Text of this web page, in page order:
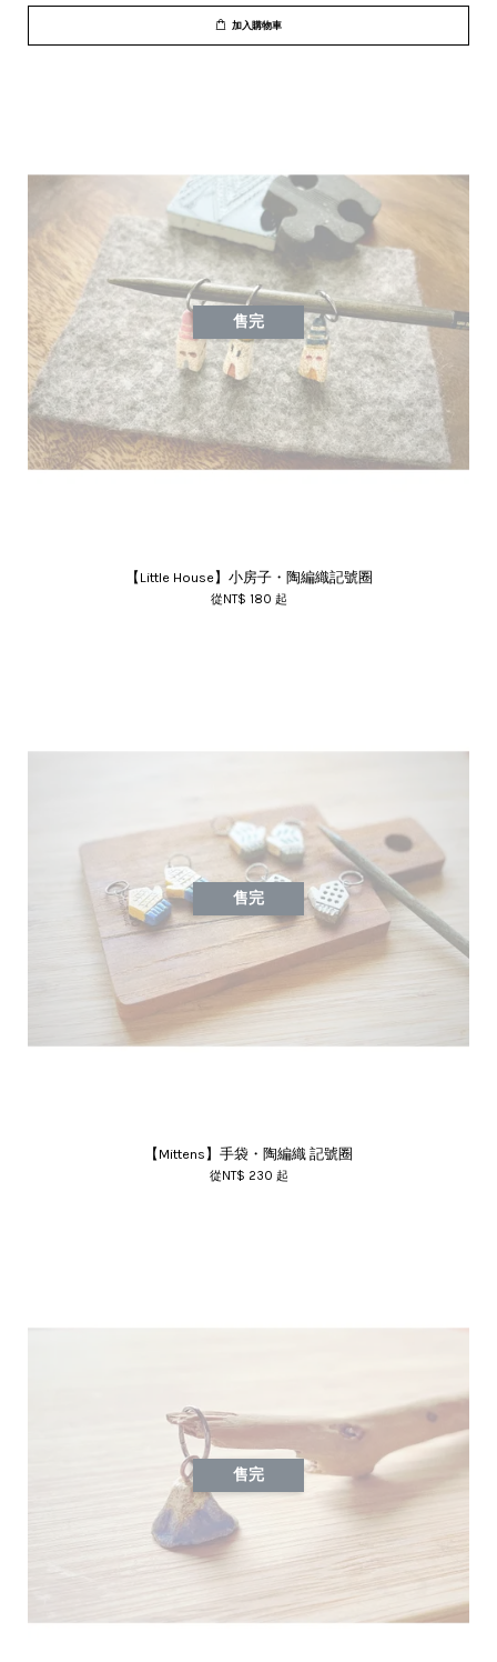
加入購物車
售完
【Little House】小房子・陶編織記號圈
從NT$ 180 起
售完
【Mittens】手袋・陶編織 記號圈
從NT$ 230 起
售完